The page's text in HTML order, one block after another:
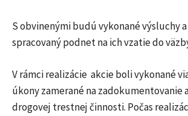
S obvinenými budú vykonané výsluchy
spracovaný podnet na ich vzatie do
V rámci realizácie akcie boli vykonané
úkony zamerané na zadokumentovanie
drogovej trestnej činnosti. Počas